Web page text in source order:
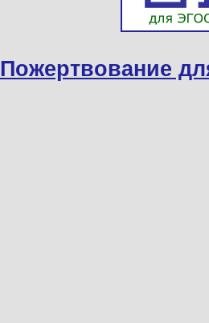
Пожертвование